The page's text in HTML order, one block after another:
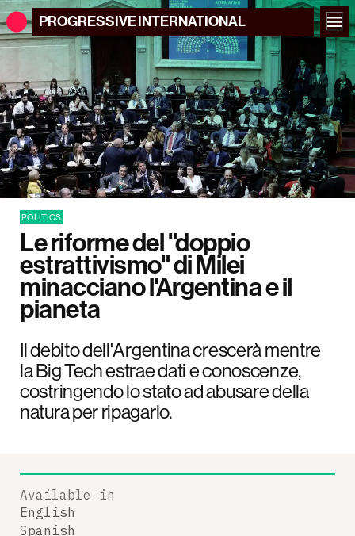
PROGRESSIVEINTERNATIONAL
POLITICS
Le riforme del "doppio
estrattivismo" di Milei
minacciano l'Argentina e il
pianeta
Il debito dell'Argentina crescerà mentre
la Big Tech estrae dati e conoscenze,
costringendo lo stato ad abusare della
natura per ripagarlo.
Available in
English
Spanish